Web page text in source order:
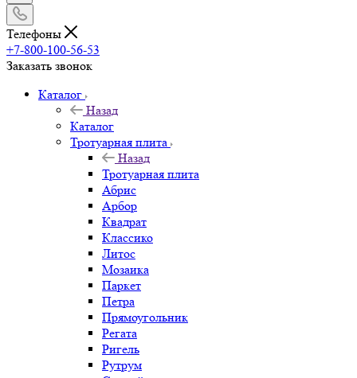
Телефоны
+7-800-100-56-53
Заказать звонок
Каталог
Назад
Каталог
Тротуарная плита
Назад
Тротуарная плита
Абрис
Арбор
Квадрат
Классико
Литос
Мозаика
Паркет
Петра
Прямоугольник
Регата
Ригель
Рутрум